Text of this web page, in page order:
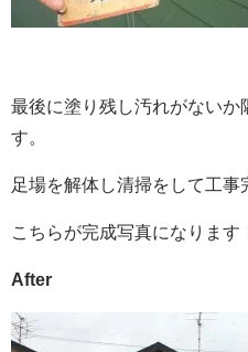
最後に塗り残し汚れがないか
す。
足場を解体し清掃をして工事
こちらが完成写真になります
After